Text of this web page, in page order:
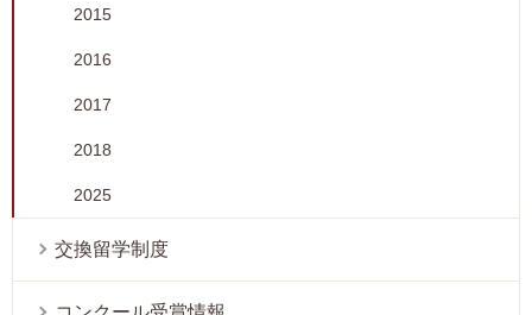
2015
2016
2017
2018
2025
交換留学制度